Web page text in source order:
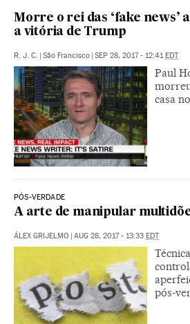
Morre o rei das ‘fake news’
a vitória de Trump
R. J. C. | São Francisco | SEP 28, 2017 - 12:41EDT
Paul
casa
PÓS-VERDADE
A arte de manipular
ÁLEX GRIJELMO | AUG 28, 2017 - 13:33 EDT
pós-